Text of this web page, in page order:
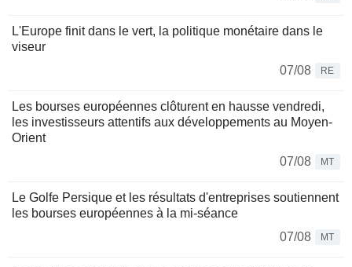
L'Europe finit dans le vert, la politique monétaire dans le
viseur
07/08
RE
Les bourses européennes clôturent en hausse vendredi,
les investisseurs attentifs aux développements au Moyen-
Orient
07/08
MT
Le Golfe Persique et les résultats d'entreprises soutiennent
les bourses européennes à la mi-séance
07/08
MT